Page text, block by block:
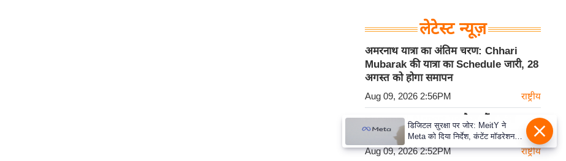
लेटेस्ट न्यूज़
अमरनाथ यात्रा का अंतिम चरण: Chhari
Mubarak की यात्रा का Schedule जारी, 28
अगस्त को होगा समापन
Aug 09, 2026 2:56PM राष्ट्रीय
Baramati Airport पर क्रैश-लैंड हुआ
Trainee Aircraft, सुरक्षित बचे दोनों पायलट
Aug 09, 2026 2:52PM राष्ट्रीय
डिजिटल सुरक्षा पर जोर: MeitY ने
Meta को दिया निर्देश, कंटेंट मॉडरेशन
मजबूत करे